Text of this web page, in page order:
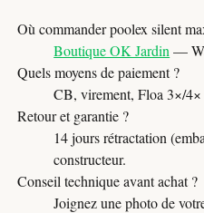
Où commander poolex silent
Boutique OK Jardin —
Quels moyens de paiement ?
CB, virement, Floa 3×/
Retour et garantie ?
14 jours rétractation
constructeur.
Conseil technique avant achat ?
Joignez une photo de